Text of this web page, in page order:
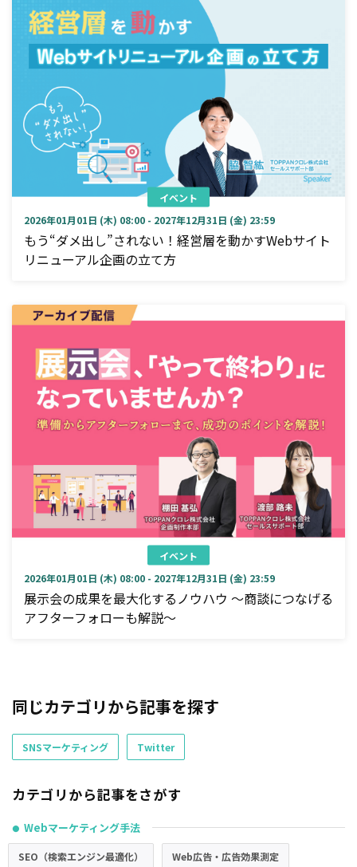
イベント
2026年01月01日 (木) 08:00 - 2027年12月31日 (金) 23:59
もう“ダメ出し”されない！経営層を動かすWebサイト
リニューアル企画の立て方
イベント
2026年01月01日 (木) 08:00 - 2027年12月31日 (金) 23:59
展示会の成果を最大化するノウハウ ～商談につなげる
アフターフォローも解説～
同じカテゴリから記事を探す
SNSマーケティング Twitter
カテゴリから記事をさがす
● Webマーケティング手法
SEO（検索エンジン最適化） Web広告・広告効果測定